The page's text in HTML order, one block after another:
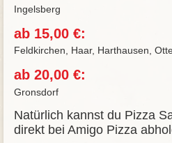
Ingelsberg
ab 15,00 €:
Feldkirchen, Haar, Harthausen,
ab 20,00 €:
Gronsdorf
Natürlich kannst du Pizza
direkt bei Amigo Pizza